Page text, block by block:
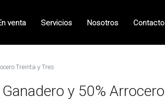
venta Servicios Nosotros Contacto
Treinta y Tres
y 50% Arrocero